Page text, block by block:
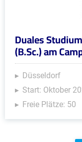
Duales
(B.Sc.) am
Düsseldorf
Start: Oktober
Freie Plätze: 50